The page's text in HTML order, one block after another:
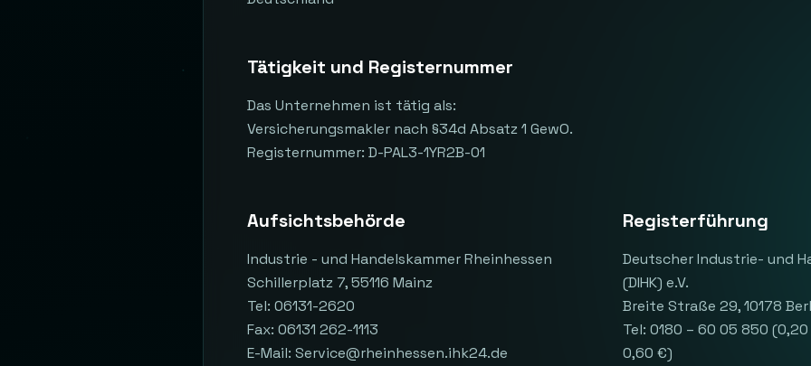
Tätigkeit und Registernummer
Das Unternehmen ist tätig als:
Versicherungsmakler nach §34d Absatz 1 GewO.
Registernummer: D-PAL3-1YR2B-01
Aufsichtsbehörde
Industrie - und Handelskammer Rheinhessen
Schillerplatz 7, 55116 Mainz
Tel: 06131-2620
Fax: 06131 262-1113
E-Mail: Service@rheinhessen.ihk24.de
Registerführung
Deutscher Industrie- und
(DIHK) e.V.
Breite Straße 29, 10178
Tel: 0180 – 60 05 850
0,60 €)